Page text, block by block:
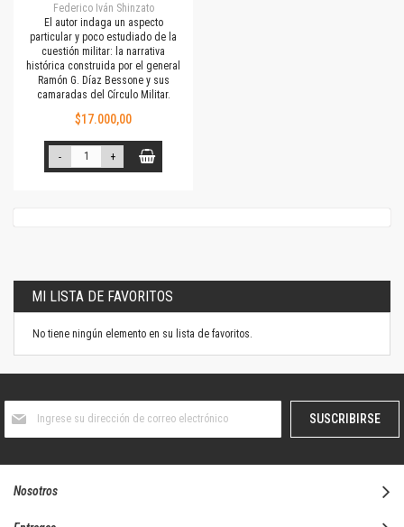
Federico Iván Shinzato
El autor indaga un aspecto
particular y poco estudiado de la
cuestión militar: la narrativa
histórica construida por el general
Ramón G. Díaz Bessone y sus
camaradas del Círculo Militar.
$17.000,00
- +
MI LISTA DE FAVORITOS
No tiene ningún elemento en su lista de favoritos.
boletín
SUSCRIBIRSE
Nosotros